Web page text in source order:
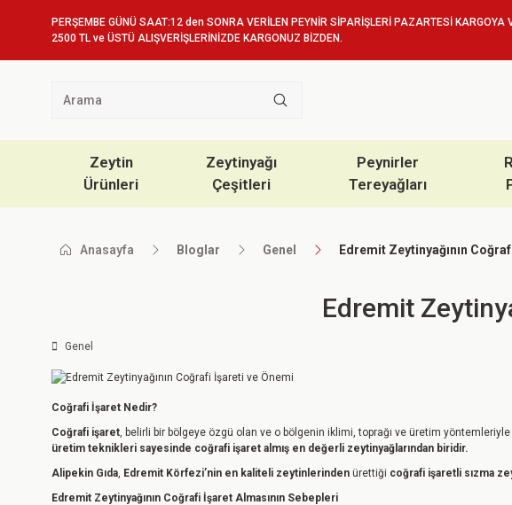
PERŞEMBE GÜNÜ SAAT:12 den SONRA VERİLEN PEYNİR SİPARİŞLERİ PAZARTESİ KARGOYA
2500 TL ve ÜSTÜ ALIŞVERİŞLERİNİZDE KARGONUZ BİZDEN.
Zeytin
Ürünleri
Zeytinyağı
Çeşitleri
Peynirler
Tereyağları
Anasayfa Bloglar Genel Edremit Zeytinyağının
Edremit
Genel
Coğrafi İşaret Nedir?
Coğrafi işaret, belirli bir bölgeye özgü olan ve o bölgenin iklimi, toprağı ve üretim
üretim teknikleri sayesinde coğrafi işaret almış en değerli zeytinyağlarından biridir.
Alipekin Gıda, Edremit Körfezi’nin en kaliteli zeytinlerinden ürettiği coğrafi işaretli sızma
Edremit Zeytinyağının Coğrafi İşaret Almasının Sebepleri